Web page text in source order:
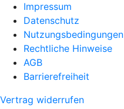
Impressum
Datenschutz
Nutzungsbedingungen
Rechtliche Hinweise
AGB
Barrierefreiheit
Vertrag widerrufen